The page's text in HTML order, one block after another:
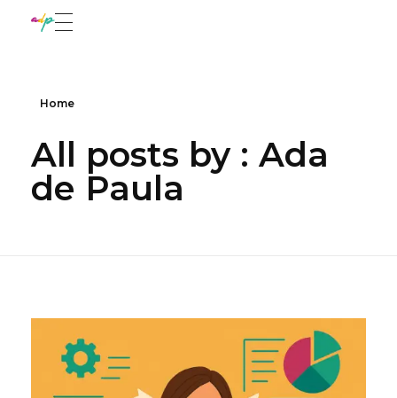
Home
All posts by : Ada
de Paula